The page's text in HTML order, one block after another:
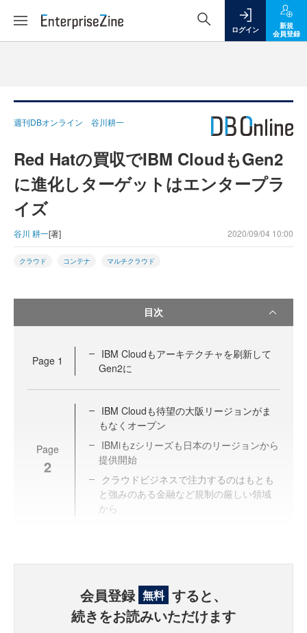
ログイン
新規
会員登録
週刊DBオンライン 谷川耕一
Red Hatの買収でIBM CloudもGen2
に進化しターゲットはエンタープラ
イズ
谷川 耕一[著] 2020/09/04 10:00
クラウド コンテナ マルチクラウド
目次
Page 1
IBM Cloudもアーキテクチャを刷新して
Gen2に
Page
2
IBM Cloudも待望の大阪リージョンがま
もなくオープン
IBMiもzシリーズも日本のリージョンから
提供開始
クラウドビジネスで注力するのはもとも
と強みのある金融など規制の厳しい領域
から
会員登録 無料 すると、
続きをお読みいただけます